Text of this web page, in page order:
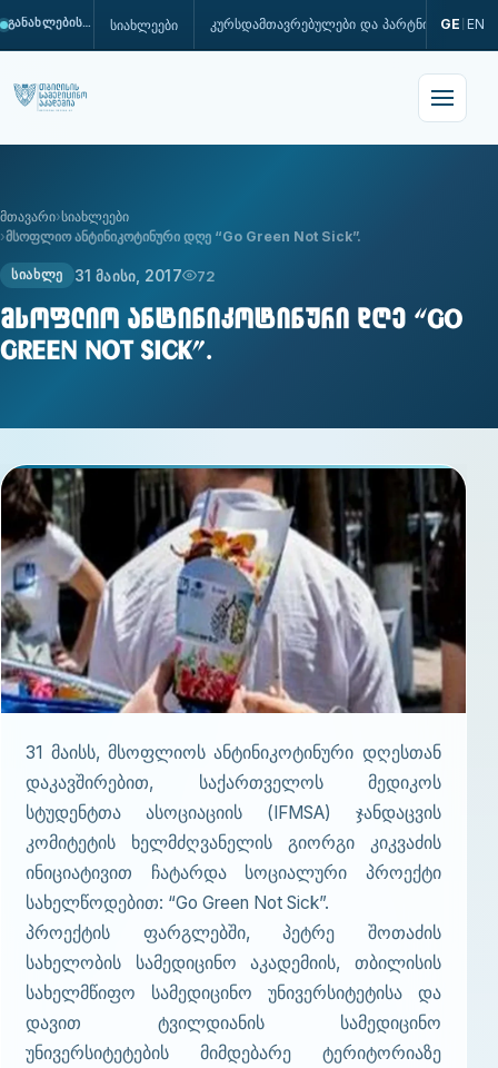
განახლების პროცესშია სიახლეები კურსდამთავრებულები და პარტნიორები
GE EN
მთავარი სიახლეები
მსოფლიო ანტინიკოტინური დღე “Go Green Not Sick”.
ᲡᲘᲐᲮᲚᲔ 31 მაისი, 2017 72
მსოფლიო ანტინიკოტინური დღე “Go
Green Not Sick”.
31 მაისს, მსოფლიოს ანტინიკოტინური დღესთან
დაკავშირებით, საქართველოს მედიკოს
სტუდენტთა ასოციაციის (IFMSA) ჯანდაცვის
კომიტეტის ხელმძღვანელის გიორგი კიკვაძის
ინიციატივით ჩატარდა სოციალური პროექტი
სახელწოდებით: “Go Green Not Sick”.
პროექტის ფარგლებში, პეტრე შოთაძის
სახელობის სამედიცინო აკადემიის, თბილისის
სახელმწიფო სამედიცინო უნივერსიტეტისა და
დავით ტვილდიანის სამედიცინო
უნივერსიტეტების მიმდებარე ტერიტორიაზე